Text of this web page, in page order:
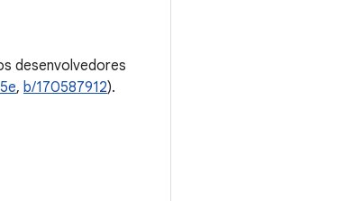
desenvolvedores
, b/170587912).